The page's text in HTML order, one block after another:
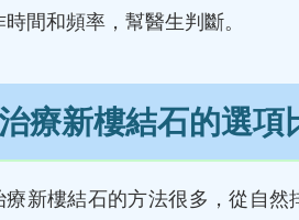
時間和頻率，幫醫生判斷。
療新樓結石的選項
療新樓結石的方法很多，從自